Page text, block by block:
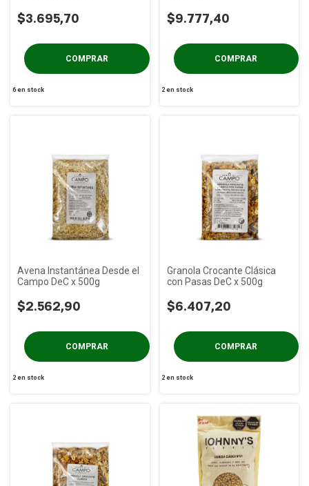
$3.695,70
6en stock
$9.777,40
2 en stock
Avena Instantánea Desde el
Campo DeC x 500g
$2.562,90
2en stock
Granola Crocante Clásica
con Pasas DeC x 500g
$6.407,20
2 en stock